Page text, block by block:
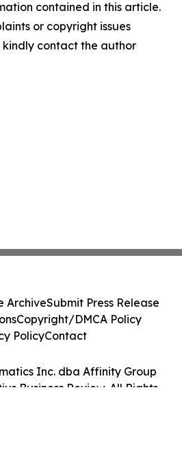
contained in this article.
or copyright issues
contact the author
Inc. dba Affinity Group
Business Review. All Rights
ArchiveSubmit Press Release
Copyright/DMCA Policy
PolicyContact